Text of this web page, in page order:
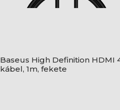
Baseus High Definition HDMI
kábel, 1m, fekete